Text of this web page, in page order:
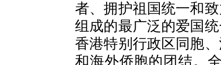
者、拥护祖国统一和
组成的最广泛的爱国
香港特别行政区同胞
和海外侨胞的团结。